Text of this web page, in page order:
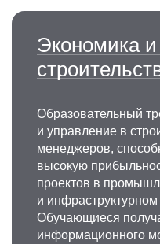
Экономика
Образовательный
и управление в
менеджеров,
высокую
проектов в
и инфраструктурном
Обучающиеся
информационного